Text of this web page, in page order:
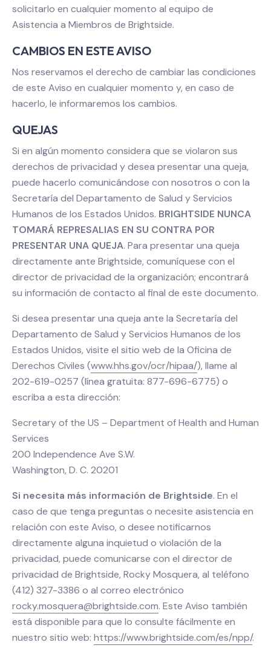
solicitarlo en cualquier momento al equipo de
Asistencia a Miembros de Brightside.
CAMBIOS EN ESTE AVISO
Nos reservamos el derecho de cambiar las condiciones
de este Aviso en cualquier momento y, en caso de
hacerlo, le informaremos los cambios.
QUEJAS
Si en algún momento considera que se violaron sus
derechos de privacidad y desea presentar una queja,
puede hacerlo comunicándose con nosotros o con la
Secretaría del Departamento de Salud y Servicios
Humanos de los Estados Unidos. BRIGHTSIDE NUNCA
TOMARÁ REPRESALIAS EN SU CONTRA POR
PRESENTAR UNA QUEJA. Para presentar una queja
directamente ante Brightside, comuníquese con el
director de privacidad de la organización; encontrará
su información de contacto al final de este documento.
Si desea presentar una queja ante la Secretaría del
Departamento de Salud y Servicios Humanos de los
Estados Unidos, visite el sitio web de la Oficina de
Derechos Civiles (www.hhs.gov/ocr/hipaa/), llame al
202-619-0257 (línea gratuita: 877-696-6775) o
escriba a esta dirección:
Secretary of the US – Department of Health and Human
Services
200 Independence Ave S.W.
Washington, D. C. 20201
Si necesita más información de Brightside. En el
caso de que tenga preguntas o necesite asistencia en
relación con este Aviso, o desee notificarnos
directamente alguna inquietud o violación de la
privacidad, puede comunicarse con el director de
privacidad de Brightside, Rocky Mosquera, al teléfono
(412) 327-3386 o al correo electrónico
rocky.mosquera@brightside.com. Este Aviso también
está disponible para que lo consulte fácilmente en
nuestro sitio web: https://www.brightside.com/es/npp/.